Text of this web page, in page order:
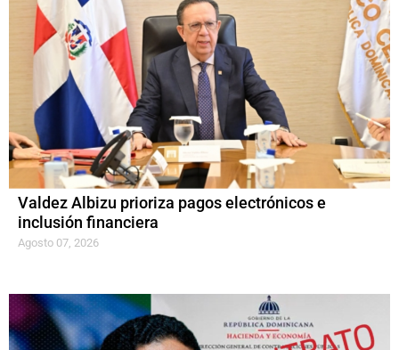
Valdez Albizu prioriza pagos electrónicos e
inclusión financiera
Agosto 07, 2026